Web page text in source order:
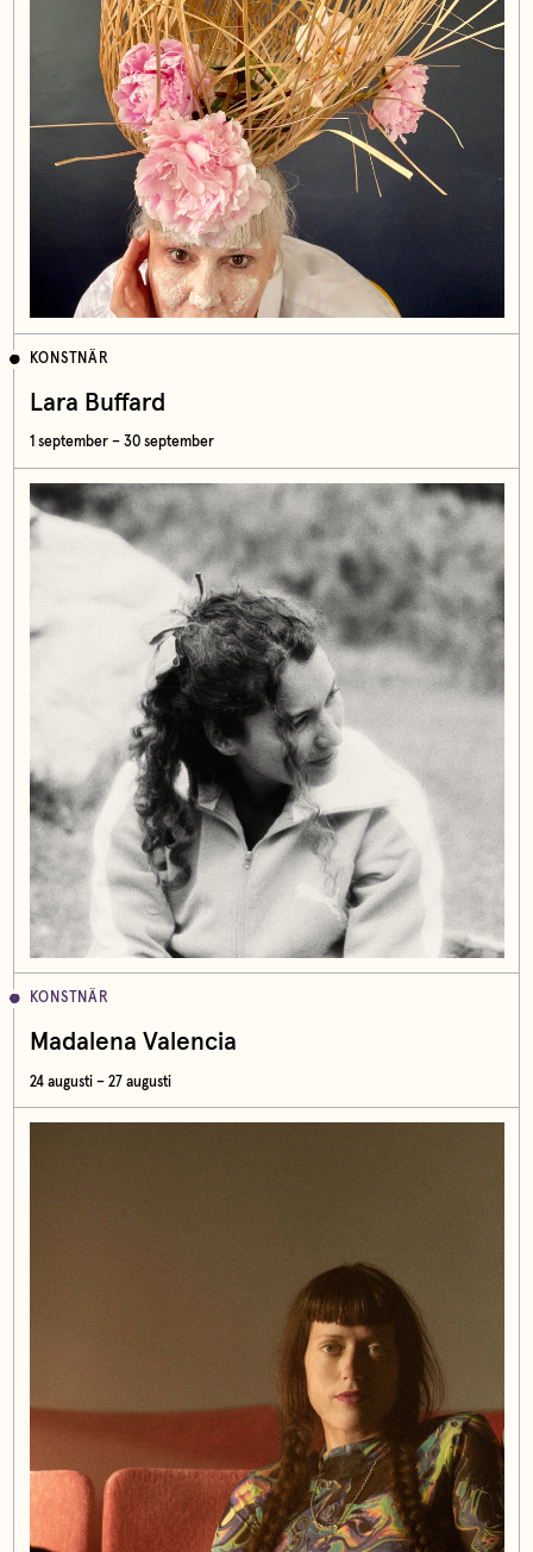
KONSTNÄR
Lara Buffard
1 september – 30 september
KONSTNÄR
Madalena Valencia
24 augusti – 27 augusti